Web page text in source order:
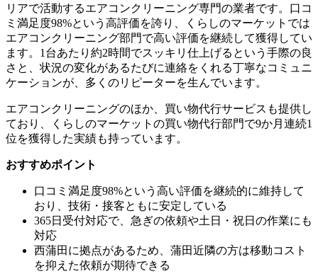
リアで活動するエアコンクリーニング専門の業者です。口コ
ミ満足度98%という高評価を誇り、くらしのマーケットでは
エアコンクリーニング部門で高い評価を継続して獲得してい
ます。1台あたり約2時間でスッキリ仕上げるという手際の良
さと、状況の変化があるたびに連絡をくれる丁寧なコミュニ
ケーションが、多くのリピーターを生んでいます。
エアコンクリーニングのほか、買い物代行サービスも提供し
ており、くらしのマーケットの買い物代行部門で9か月連続1
位を獲得した実績も持っています。
おすすめポイント
口コミ満足度98%という高い評価を継続的に維持して
おり、技術・接客ともに安定している
365日受付対応で、急ぎの依頼や土日・祝日の作業にも
対応
西蒲田に拠点があるため、蒲田近隣の方は移動コスト
を抑えた依頼が期待できる